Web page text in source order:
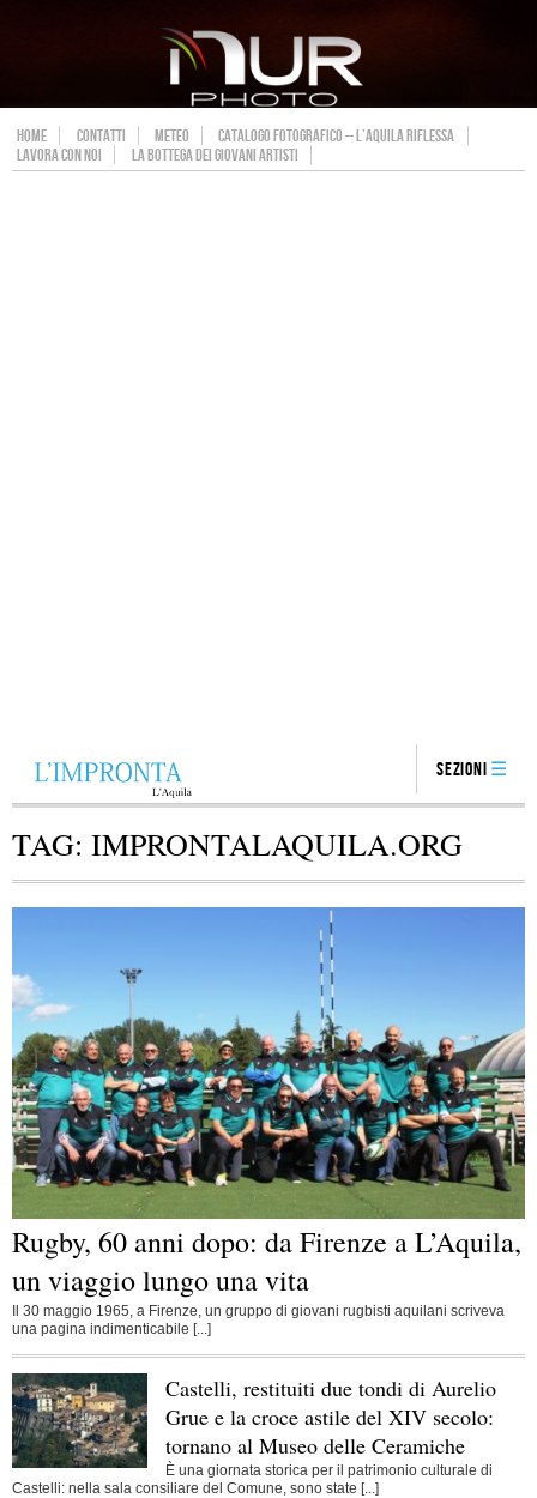
HOME CONTATTI METEO
CATALOGO FOTOGRAFICO – L’AQUILA RIFLESSA
LAVORA CON NOI
LA BOTTEGA DEI GIOVANI ARTISTI
Sezioni
TAG: IMPRONTALAQUILA.ORG
Rugby, 60 anni dopo: da Firenze a L’Aquila,
un viaggio lungo una vita
Il 30 maggio 1965, a Firenze, un gruppo di giovani rugbisti aquilani scriveva
una pagina indimenticabile [...]
Castelli, restituiti due tondi di Aurelio
Grue e la croce astile del XIV secolo:
tornano al Museo delle Ceramiche
È una giornata storica per il patrimonio culturale di
Castelli: nella sala consiliare del Comune, sono state [...]